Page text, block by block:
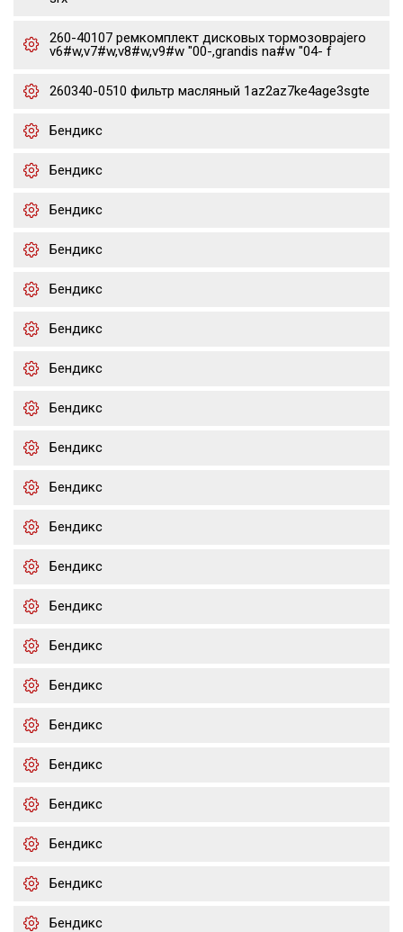
260-40107 ремкомплект дисковых тормозовpajero
v6#w,v7#w,v8#w,v9#w "00-,grandis na#w "04- f
260340-0510 фильтр масляный 1az2az7ke4age3sgte
Бендикс
Бендикс
Бендикс
Бендикс
Бендикс
Бендикс
Бендикс
Бендикс
Бендикс
Бендикс
Бендикс
Бендикс
Бендикс
Бендикс
Бендикс
Бендикс
Бендикс
Бендикс
Бендикс
Бендикс
Бендикс